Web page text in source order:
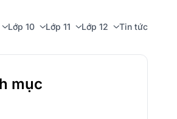
Lớp 10 Lớp 11 Lớp 12 Tin tức
mục